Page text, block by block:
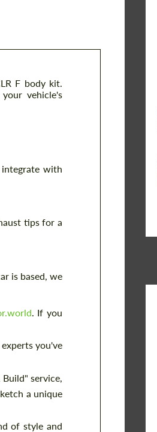
F body kit.
vehicle's
integrate with
tips for a
is based, we
. If you
you've
service,
a unique
of style and